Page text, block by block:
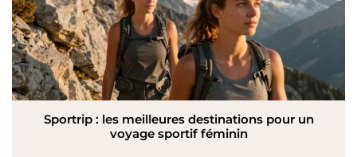
Sportrip : les meilleures destinations pour un
voyage sportif féminin